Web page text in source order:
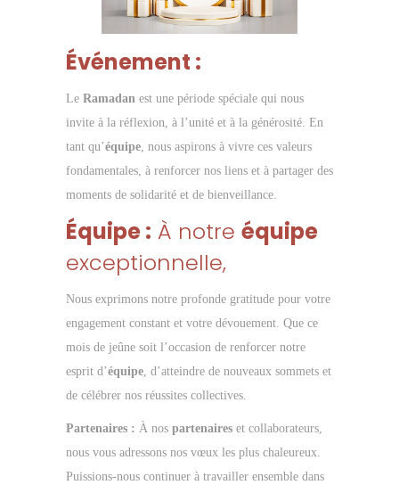
Événement :
Le Ramadan est une période spéciale qui nous
invite à la réflexion, à l’unité et à la générosité. En
tant qu’équipe, nous aspirons à vivre ces valeurs
fondamentales, à renforcer nos liens et à partager des
moments de solidarité et de bienveillance.
Équipe : À notre équipe
exceptionnelle,
Nous exprimons notre profonde gratitude pour votre
engagement constant et votre dévouement. Que ce
mois de jeûne soit l’occasion de renforcer notre
esprit d’équipe, d’atteindre de nouveaux sommets et
de célébrer nos réussites collectives.
Partenaires : À nos partenaires et collaborateurs,
nous vous adressons nos vœux les plus chaleureux.
Puissions-nous continuer à travailler ensemble dans